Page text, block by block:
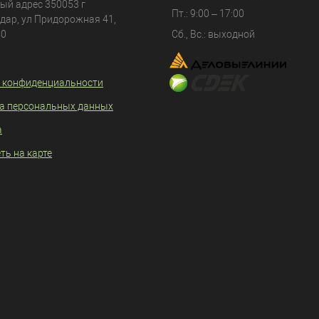
адрес 350053 г
ул Придорожная 41,
конфиденциальности
персональных данных
на карте
Пт.: 9:00 – 17:00
Сб., Вс.: выходной